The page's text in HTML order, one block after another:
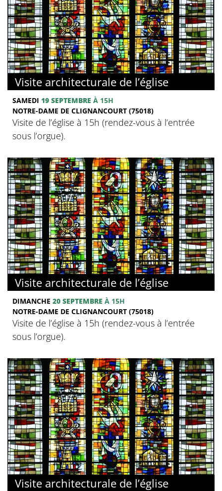
Visite architecturale de l’église
SAMEDI 19 SEPTEMBRE À 15H
NOTRE-DAME DE CLIGNANCOURT (75018)
Visite de l’église à 15h (rendez-vous à l’entrée
sous l’orgue).
Visite architecturale de l’église
DIMANCHE 20 SEPTEMBRE À 15H
NOTRE-DAME DE CLIGNANCOURT (75018)
Visite de l’église à 15h (rendez-vous à l’entrée
sous l’orgue).
Visite architecturale de l’église